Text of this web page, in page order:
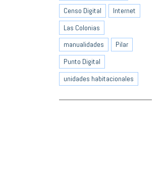
Censo Digital
Internet
Las Colonias
manualidades
Pilar
Punto Digital
unidades habitacionales